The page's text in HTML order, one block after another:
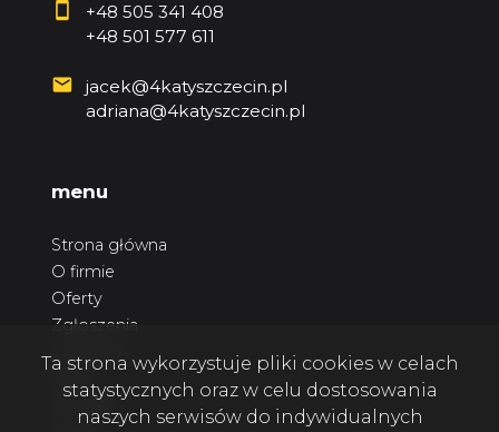
+48 505 341 408
+48 501 577 611
jacek@4katyszczecin.pl
adriana@4katyszczecin.pl
menu
Strona główna
O firmie
Oferty
Zgłoszenia
Kontakt
Ta strona wykorzystuje pliki cookies w celach
statystycznych oraz w celu dostosowania
naszych serwisów do indywidualnych